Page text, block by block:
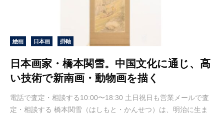
絵画 日本画 掛軸
日本画家・橋本関雪。中国文化に通じ、高
い技術で新南画・動物画を描く
電話で査定・相談する10:00〜18:30 土日祝日も営業メールで査
定・相談する 橋本関雪（はしもと・かんせつ）は、明治に生ま